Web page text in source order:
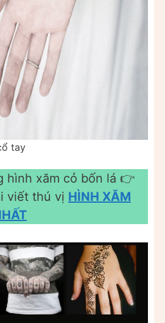
tay
hình xăm cỏ bốn lá 👉
viết thú vị HÌNH XĂM